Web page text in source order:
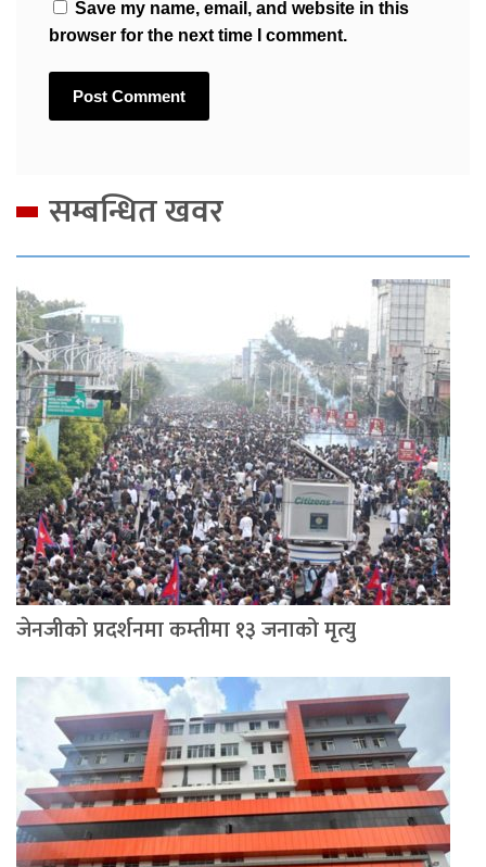
Save my name, email, and website in this
browser for the next time I comment.
सम्बन्धित खवर
जेनजीको प्रदर्शनमा कम्तीमा १३ जनाको मृत्यु